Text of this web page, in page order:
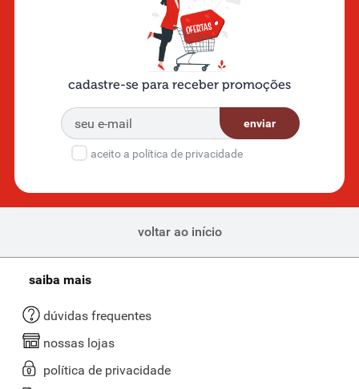
cadastre-se para receber promoções
enviar
aceito a política de privacidade
voltar ao início
saiba mais
dúvidas frequentes
nossas lojas
política de privacidade